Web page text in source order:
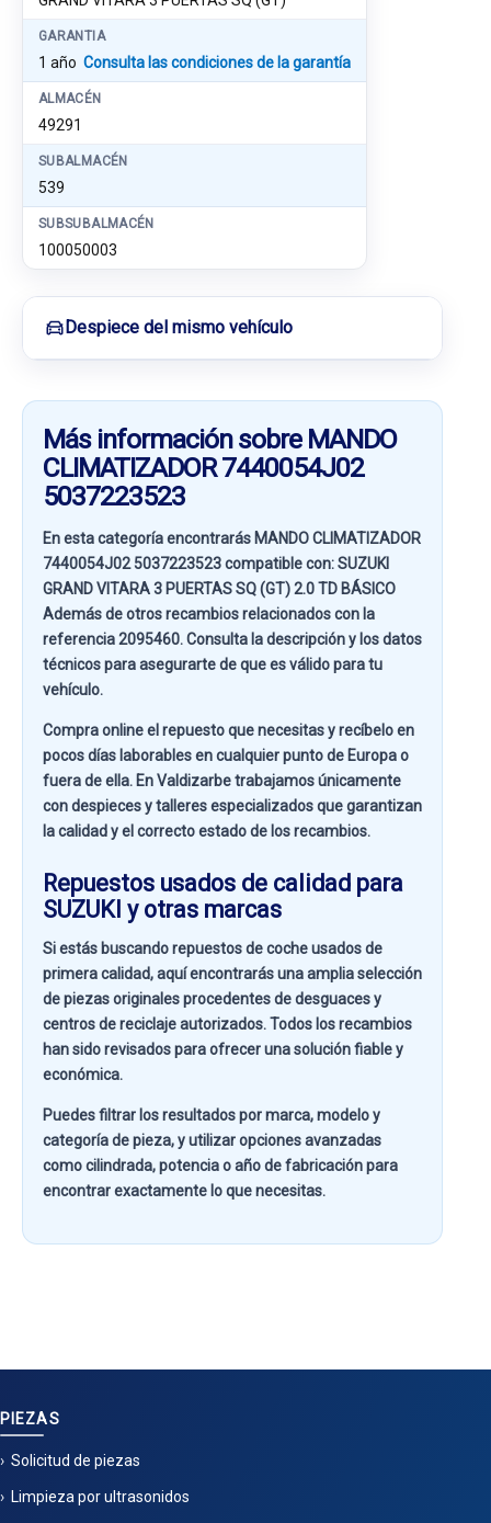
GARANTIA
1 año Consulta las condiciones de la garantía
ALMACÉN
49291
SUBALMACÉN
539
SUBSUBALMACÉN
100050003
Despiece del mismo vehículo
Más información sobre MANDO
CLIMATIZADOR 7440054J02
5037223523
En esta categoría encontrarás MANDO CLIMATIZADOR
7440054J02 5037223523 compatible con:SUZUKI
GRAND VITARA 3 PUERTAS SQ (GT) 2.0 TD BÁSICO
Además de otros recambios relacionados con la
referencia2095460. Consulta la descripción y los datos
técnicos para asegurarte de que es válido para tu
vehículo.
Compra online el repuesto que necesitas y recíbelo en
pocos días laborables en cualquier punto de Europa o
fuera de ella. EnValdizarbetrabajamos únicamente
con despieces y talleres especializados que garantizan
la calidad y el correcto estado de los recambios.
Repuestos usados de calidad para
SUZUKI y otras marcas
Si estás buscandorepuestos de coche usados de
primera calidad, aquí encontrarás una amplia selección
de piezas originales procedentes de desguaces y
centros de reciclaje autorizados. Todos los recambios
han sido revisados para ofrecer una solución fiable y
económica.
Puedes filtrar los resultados pormarca, modelo y
categoría de pieza, y utilizar opciones avanzadas
comocilindrada, potencia o año de fabricaciónpara
encontrar exactamente lo que necesitas.
PIEZAS
Solicitud de piezas
Limpieza por ultrasonidos